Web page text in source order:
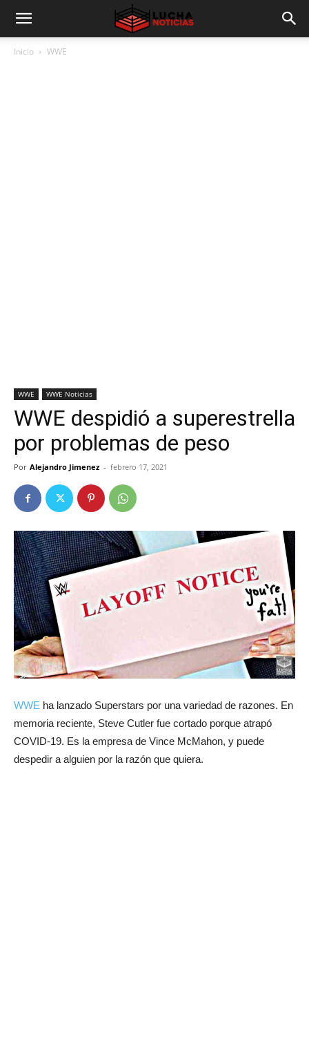
Inicio WWE
WWE WWE Noticias
WWE despidió a superestrella
por problemas de peso
Por Alejandro Jimenez - febrero 17, 2021
WWE ha lanzado Superstars por una variedad de razones. En
memoria reciente, Steve Cutler fue cortado porque atrapó
COVID-19. Es la empresa de Vince McMahon, y puede
despedir a alguien por la razón que quiera.